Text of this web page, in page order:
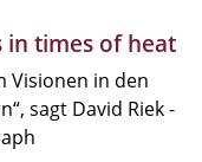
in times of heat
Visionen in den
sagt David Riek -